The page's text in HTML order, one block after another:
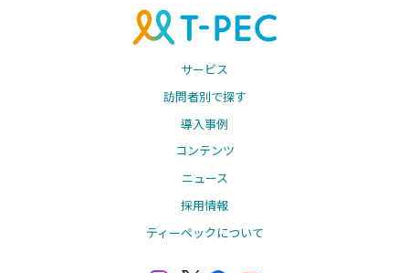
サービス
訪問者別で探す
導入事例
コンテンツ
ニュース
採用情報
ティーペックについて